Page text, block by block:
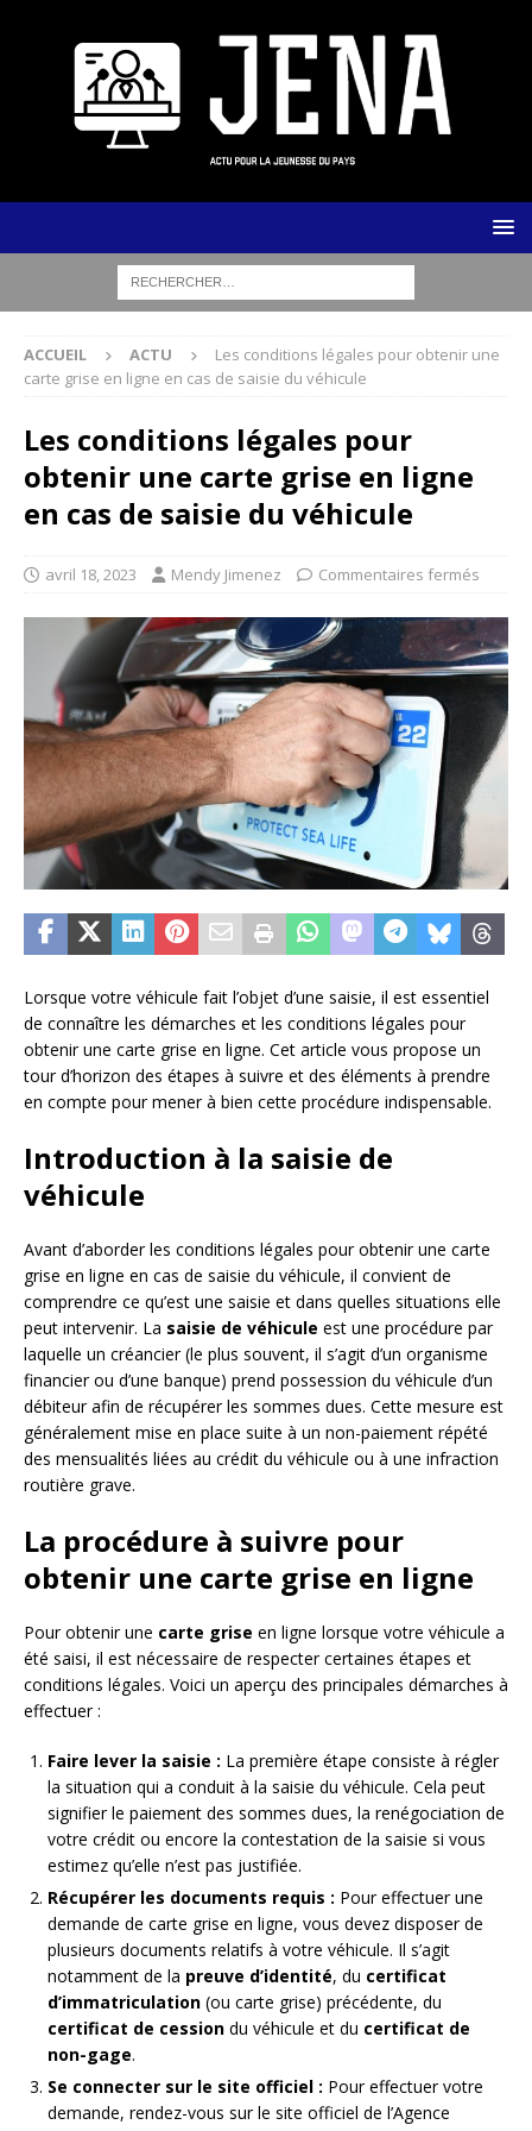
ACCUEIL ACTU
Les conditions légales pour obtenir une
carte grise en ligne en cas de saisie du véhicule
Les conditions légales pour
obtenir une carte grise en ligne
en cas de saisie du véhicule
avril 18, 2023 Mendy Jimenez Commentaires fermés
Lorsque votre véhicule fait l’objet d’une saisie, il est essentiel
de connaître les démarches et les conditions légales pour
obtenir une carte grise en ligne. Cet article vous propose un
tour d’horizon des étapes à suivre et des éléments à prendre
en compte pour mener à bien cette procédure indispensable.
Introduction à la saisie de
véhicule
Avant d’aborder les conditions légales pour obtenir une carte
grise en ligne en cas de saisie du véhicule, il convient de
comprendre ce qu’est une saisie et dans quelles situations elle
peut intervenir. La saisie de véhicule est une procédure par
laquelle un créancier (le plus souvent, il s’agit d’un organisme
financier ou d’une banque) prend possession du véhicule d’un
débiteur afin de récupérer les sommes dues. Cette mesure est
généralement mise en place suite à un non-paiement répété
des mensualités liées au crédit du véhicule ou à une infraction
routière grave.
La procédure à suivre pour
obtenir une carte grise en ligne
Pour obtenir une carte grise en ligne lorsque votre véhicule a
été saisi, il est nécessaire de respecter certaines étapes et
conditions légales. Voici un aperçu des principales démarches à
effectuer :
Faire lever la saisie : La première étape consiste à régler
la situation qui a conduit à la saisie du véhicule. Cela peut
signifier le paiement des sommes dues, la renégociation de
votre crédit ou encore la contestation de la saisie si vous
estimez qu’elle n’est pas justifiée.
Récupérer les documents requis : Pour effectuer une
demande de carte grise en ligne, vous devez disposer de
plusieurs documents relatifs à votre véhicule. Il s’agit
notamment de la preuve d’identité, du certificat
d’immatriculation (ou carte grise) précédente, du
certificat de cession du véhicule et du certificat de
non-gage.
Se connecter sur le site officiel : Pour effectuer votre
demande, rendez-vous sur le site officiel de l’Agence